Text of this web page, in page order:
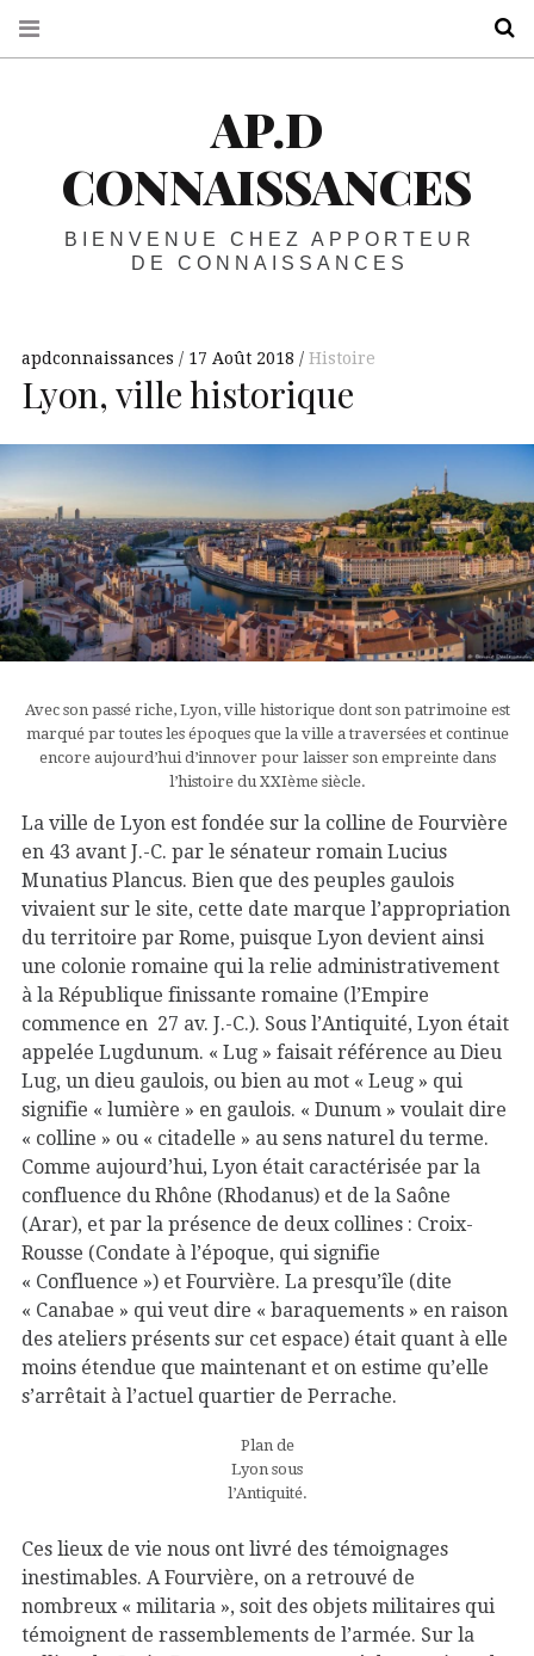
AP.D
CONNAISSANCES
BIENVENUE CHEZ APPORTEUR
DE CONNAISSANCES
apdconnaissances 17 Août 2018 Histoire
Lyon, ville historique
Avec son passé riche, Lyon, ville historique dont son patrimoine est
marqué par toutes les époques que la ville a traversées et continue
encore aujourd’hui d’innover pour laisser son empreinte dans
l’histoire du XXIème siècle.
La ville de Lyon est fondée sur la colline de Fourvière
en 43 avant J.-C. par le sénateur romain Lucius
Munatius Plancus. Bien que des peuples gaulois
vivaient sur le site, cette date marque l’appropriation
du territoire par Rome, puisque Lyon devient ainsi
une colonie romaine qui la relie administrativement
à la République finissante romaine (l’Empire
commence en 27 av. J.-C.). Sous l’Antiquité, Lyon était
appelée Lugdunum. « Lug » faisait référence au Dieu
Lug, un dieu gaulois, ou bien au mot « Leug » qui
signifie « lumière » en gaulois. « Dunum » voulait dire
« colline » ou « citadelle » au sens naturel du terme.
Comme aujourd’hui, Lyon était caractérisée par la
confluence du Rhône (Rhodanus) et de la Saône
(Arar), et par la présence de deux collines : Croix-
Rousse (Condate à l’époque, qui signifie
« Confluence ») et Fourvière. La presqu’île (dite
« Canabae » qui veut dire « baraquements » en raison
des ateliers présents sur cet espace) était quant à elle
moins étendue que maintenant et on estime qu’elle
s’arrêtait à l’actuel quartier de Perrache.
Plan de
Lyon sous
l’Antiquité.
Ces lieux de vie nous ont livré des témoignages
inestimables. A Fourvière, on a retrouvé de
nombreux « militaria », soit des objets militaires qui
témoignent de rassemblements de l’armée. Sur la